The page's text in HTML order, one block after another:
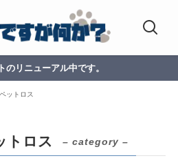
のリニューアル中です。
ットロス
トロス – category –